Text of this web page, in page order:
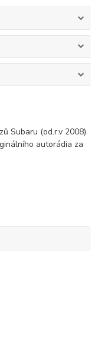
Subaru (od.r.v 2008)
autorádia za